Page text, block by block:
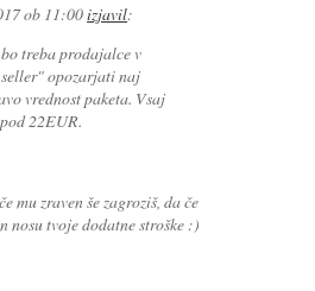
ob 11:00izjavil:
treba prodajalce v
seller" opozarjati naj
vrednost paketa. Vsaj
22EUR.
mu zraven še zagroziš, da če
nosu tvoje dodatne stroške :)